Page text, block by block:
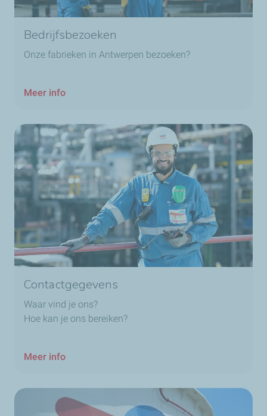
Bedrijfsbezoeken
Onze fabrieken in Antwerpen bezoeken?
Meer info
Contactgegevens
Waar vind je ons?
Hoe kan je ons bereiken?
Meer info